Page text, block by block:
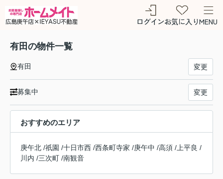
ログインお気に入りMENU
有田の物件一覧
有田 変更
募集中 変更
おすすめのエリア
庚午北 /祇園 /十日市西 /西条町寺家 /庚午中 /高須 / 上平良 /
川内 /三次町 /南観音